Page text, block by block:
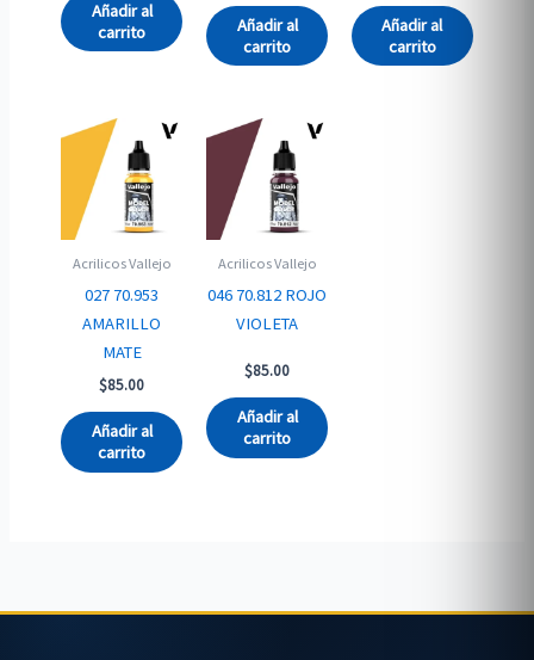
Añadir al
carrito
Añadir al
carrito
Añadir al
carrito
Acrilicos Vallejo
027 70.953
AMARILLO
MATE
$85.00
Añadir al
carrito
Acrilicos Vallejo
046 70.812 ROJO
VIOLETA
$85.00
Añadir al
carrito